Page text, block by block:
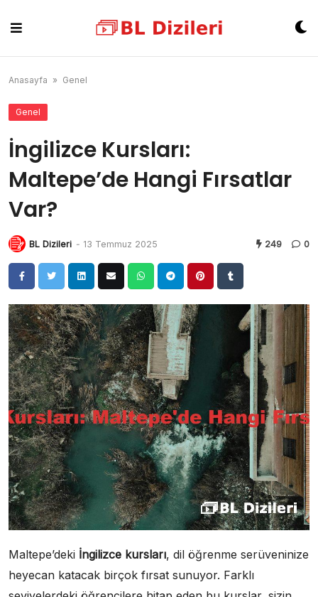
content
Anasayfa » Genel
Genel
İngilizce Kursları:
Maltepe’de Hangi Fırsatlar
Var?
BL Dizileri - 13 Temmuz 2025 249 0
Maltepe’deki İngilizce kursları, dil öğrenme serüveninize
heyecan katacak birçok fırsat sunuyor. Farklı